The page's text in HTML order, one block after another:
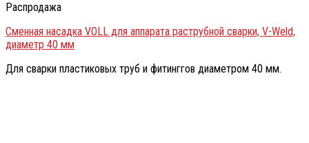
Распродажа
Сменная насадка VOLL для аппарата раструбной сварки, V-Weld,
диаметр 40 мм
Для сварки пластиковых труб и фитинггов диаметром 40 мм.